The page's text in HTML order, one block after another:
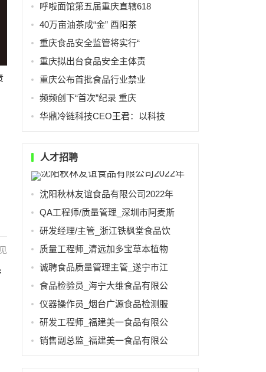
呼啦面馆第五届重庆直辖618
40万亩油茶成“金” 酉阳茶
重庆食品安全监管将实行“
重庆拟出台食品安全主体责
重庆公布首批食品行业禁业
频频创下“首次”纪录 重庆
华鼎冷链科技CEO王君：以科技
人才招聘
沈阳秋林友谊食品有限公司2022年
QA工程师/质量管理_深圳市阿麦斯
研发经理/主管_浙江铁枫堂食品饮
质量工程师_清远加多宝草本植物
诚聘食品质量管理主管_遂宁市江
食品检验员_海宁大维食品有限公
仪器操作员_烟台广源食品检测服
研发工程师_福建美一食品有限公
销售副总监_福建美一食品有限公